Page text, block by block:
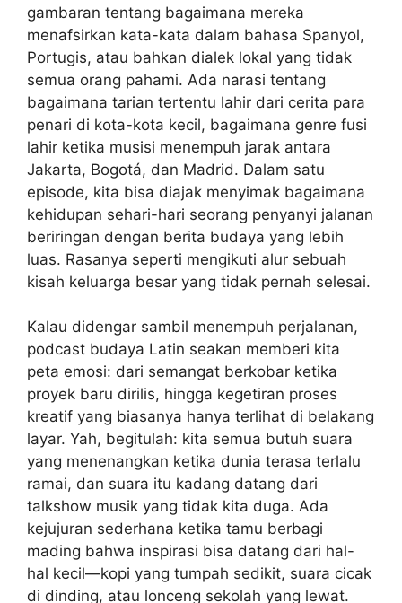
gambaran tentang bagaimana mereka
menafsirkan kata-kata dalam bahasa Spanyol,
Portugis, atau bahkan dialek lokal yang tidak
semua orang pahami. Ada narasi tentang
bagaimana tarian tertentu lahir dari cerita para
penari di kota-kota kecil, bagaimana genre fusi
lahir ketika musisi menempuh jarak antara
Jakarta, Bogotá, dan Madrid. Dalam satu
episode, kita bisa diajak menyimak bagaimana
kehidupan sehari-hari seorang penyanyi jalanan
beriringan dengan berita budaya yang lebih
luas. Rasanya seperti mengikuti alur sebuah
kisah keluarga besar yang tidak pernah selesai.
Kalau didengar sambil menempuh perjalanan,
podcast budaya Latin seakan memberi kita
peta emosi: dari semangat berkobar ketika
proyek baru dirilis, hingga kegetiran proses
kreatif yang biasanya hanya terlihat di belakang
layar. Yah, begitulah: kita semua butuh suara
yang menenangkan ketika dunia terasa terlalu
ramai, dan suara itu kadang datang dari
talkshow musik yang tidak kita duga. Ada
kejujuran sederhana ketika tamu berbagi
mading bahwa inspirasi bisa datang dari hal-
hal kecil—kopi yang tumpah sedikit, suara cicak
di dinding, atau lonceng sekolah yang lewat.